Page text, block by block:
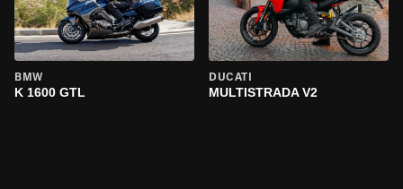
BMW
K 1600 GTL
DUCATI
MULTISTRADA V2